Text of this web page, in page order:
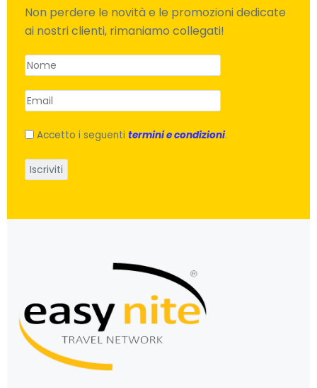
Non perdere le novità e le promozioni dedicate
ai nostri clienti, rimaniamo collegati!
Accetto i seguenti termini e condizioni.